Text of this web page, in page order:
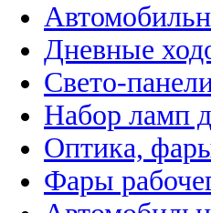
Дневные
Свето-
Набор ламп
Оптика,
Фары